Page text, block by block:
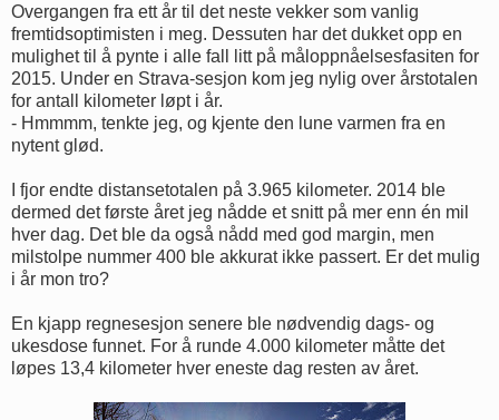
Overgangen fra ett år til det neste vekker som vanlig
fremtidsoptimisten i meg. Dessuten har det dukket opp en
mulighet til å pynte i alle fall litt på måloppnåelsesfasiten for
2015. Under en Strava-sesjon kom jeg nylig over årstotalen
for antall kilometer løpt i år.
- Hmmmm, tenkte jeg, og kjente den lune varmen fra en
nytent glød.
I fjor endte distansetotalen på 3.965 kilometer. 2014 ble
dermed det første året jeg nådde et snitt på mer enn én mil
hver dag. Det ble da også nådd med god margin, men
milstolpe nummer 400 ble akkurat ikke passert. Er det mulig
i år mon tro?
En kjapp regnesesjon senere ble nødvendig dags- og
ukesdose funnet. For å runde 4.000 kilometer måtte det
løpes 13,4 kilometer hver eneste dag resten av året.